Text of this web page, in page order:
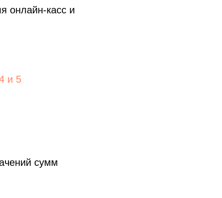
онлайн-касс и
и 5
сумм